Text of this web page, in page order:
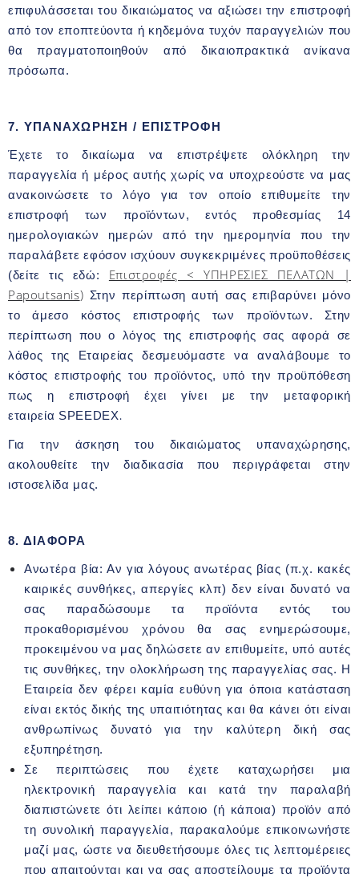
επιφυλάσσεται του δικαιώματος να αξιώσει την επιστροφή
από τον εποπτεύοντα ή κηδεμόνα τυχόν παραγγελιών που
θα πραγματοποιηθούν από δικαιοπρακτικά ανίκανα
πρόσωπα.
7. ΥΠΑΝΑΧΩΡΗΣΗ / ΕΠΙΣΤΡΟΦΗ
Έχετε το δικαίωμα να επιστρέψετε ολόκληρη την
παραγγελία ή μέρος αυτής χωρίς να υποχρεούστε να μας
ανακοινώσετε το λόγο για τον οποίο επιθυμείτε την
επιστροφή των προϊόντων, εντός προθεσμίας 14
ημερολογιακών ημερών από την ημερομηνία που την
παραλάβετε εφόσον ισχύουν συγκεκριμένες προϋποθέσεις
(δείτε τις εδώ: Επιστροφές < ΥΠΗΡΕΣΙΕΣ ΠΕΛΑΤΩΝ |
Papoutsanis) Στην περίπτωση αυτή σας επιβαρύνει μόνο
το άμεσο κόστος επιστροφής των προϊόντων. Στην
περίπτωση που ο λόγος της επιστροφής σας αφορά σε
λάθος της Εταιρείας δεσμευόμαστε να αναλάβουμε το
κόστος επιστροφής του προϊόντος, υπό την προϋπόθεση
πως η επιστροφή έχει γίνει με την μεταφορική
εταιρεία SPEEDEX.
Για την άσκηση του δικαιώματος υπαναχώρησης,
ακολουθείτε την διαδικασία που περιγράφεται στην
ιστοσελίδα μας.
8. ΔΙΑΦΟΡΑ
Ανωτέρα βία: Αν για λόγους ανωτέρας βίας (π.χ. κακές
καιρικές συνθήκες, απεργίες κλπ) δεν είναι δυνατό να
σας παραδώσουμε τα προϊόντα εντός του
προκαθορισμένου χρόνου θα σας ενημερώσουμε,
προκειμένου να μας δηλώσετε αν επιθυμείτε, υπό αυτές
τις συνθήκες, την ολοκλήρωση της παραγγελίας σας. Η
Εταιρεία δεν φέρει καμία ευθύνη για όποια κατάσταση
είναι εκτός δικής της υπαιτιότητας και θα κάνει ότι είναι
ανθρωπίνως δυνατό για την καλύτερη δική σας
εξυπηρέτηση.
Σε περιπτώσεις που έχετε καταχωρήσει μια
ηλεκτρονική παραγγελία και κατά την παραλαβή
διαπιστώνετε ότι λείπει κάποιο (ή κάποια) προϊόν από
τη συνολική παραγγελία, παρακαλούμε επικοινωνήστε
μαζί μας, ώστε να διευθετήσουμε όλες τις λεπτομέρειες
που απαιτούνται και να σας αποστείλουμε τα προϊόντα